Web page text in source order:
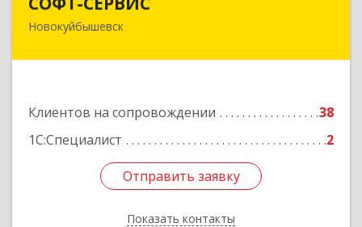
Новокуйбышевск
Клиентов на сопровождении
38
1С:Специалист
2
Отправить заявку
Показать контакты
446206, Самарская обл, Новокуйбышевск г,
Отправить заявку
Назад